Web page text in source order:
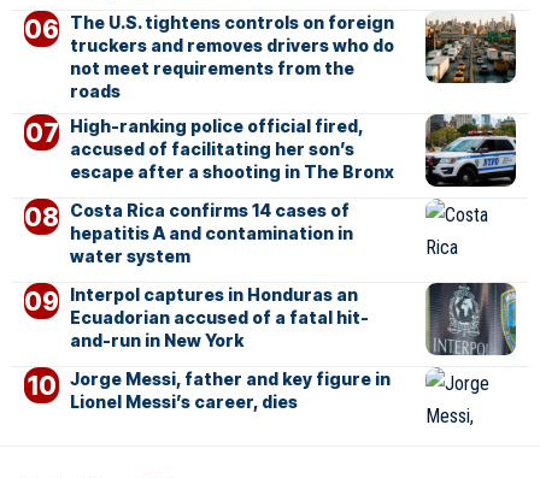
The U.S. tightens controls on foreign
truckers and removes drivers who do
not meet requirements from the
roads
High-ranking police official fired,
accused of facilitating her son’s
escape after a shooting in The Bronx
Costa Rica confirms 14 cases of
hepatitis A and contamination in
water system
Interpol captures in Honduras an
Ecuadorian accused of a fatal hit-
and-run in New York
Jorge Messi, father and key figure in
Lionel Messi’s career, dies